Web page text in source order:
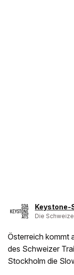
Keystone-
Die
Österreich kommt
des Schweizer
Stockholm die